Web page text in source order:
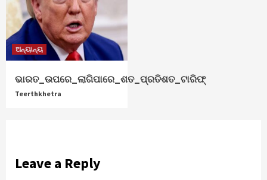
ଅନ୍ୟାନ୍ୟ
ଭାରତ_ଉପରେ_ଲାଗିପାରେ_ଶତ_ପ୍ରତିଶତ_ଟାରିଫ୍
Teerthkhetra
Leave a Reply